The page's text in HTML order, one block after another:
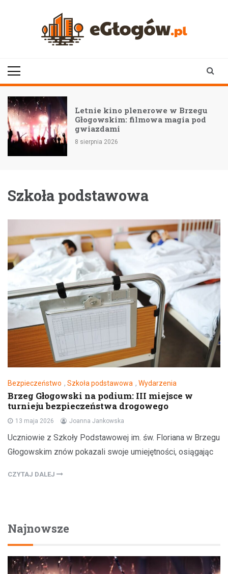
Letnie kino plenerowe w Brzegu
Głogowskim: filmowa magia pod
gwiazdami
8 sierpnia 2026
Szkoła podstawowa
Bezpieczeństwo , Szkoła podstawowa , Wydarzenia
Brzeg Głogowski na podium: III miejsce w
turnieju bezpieczeństwa drogowego
13 maja 2026 Joanna Jankowska
Uczniowie z Szkoły Podstawowej im. św. Floriana w Brzegu
Głogowskim znów pokazali swoje umiejętności, osiągając
CZYTAJ DALEJ
Najnowsze